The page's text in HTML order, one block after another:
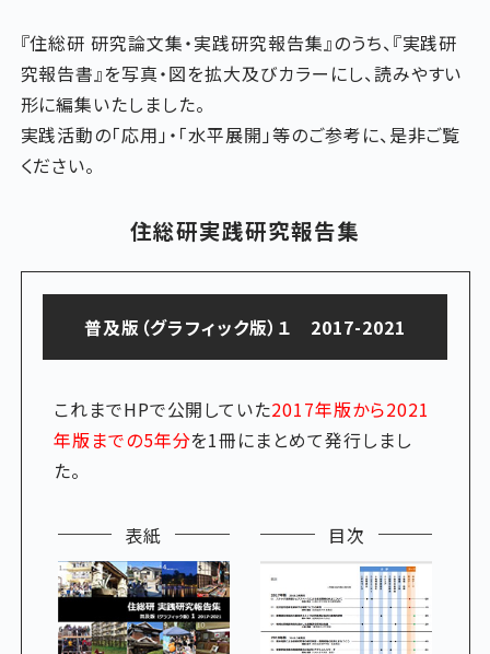
『住総研 研究論文集・実践研究報告集』のうち、『実践研
究報告書』を写真・図を拡大及びカラーにし、読みやすい
形に編集いたしました。
実践活動の「応用」・「水平展開」等のご参考に、是非ご覧
ください。
住総研実践研究報告集
普及版（グラフィック版）１ 2017-2021
これまでHPで公開していた2017年版から2021
年版までの5年分を1冊にまとめて発行しまし
た。
表紙 目次